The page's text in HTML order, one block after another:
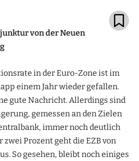
von der Neuen
in der Euro-Zone ist im
einem Jahr wieder gefallen.
gute Nachricht. Allerdings sind
gemessen an den Zielen
immer noch deutlich
zwei Prozent geht die EZB von
So gesehen, bleibt noch einiges